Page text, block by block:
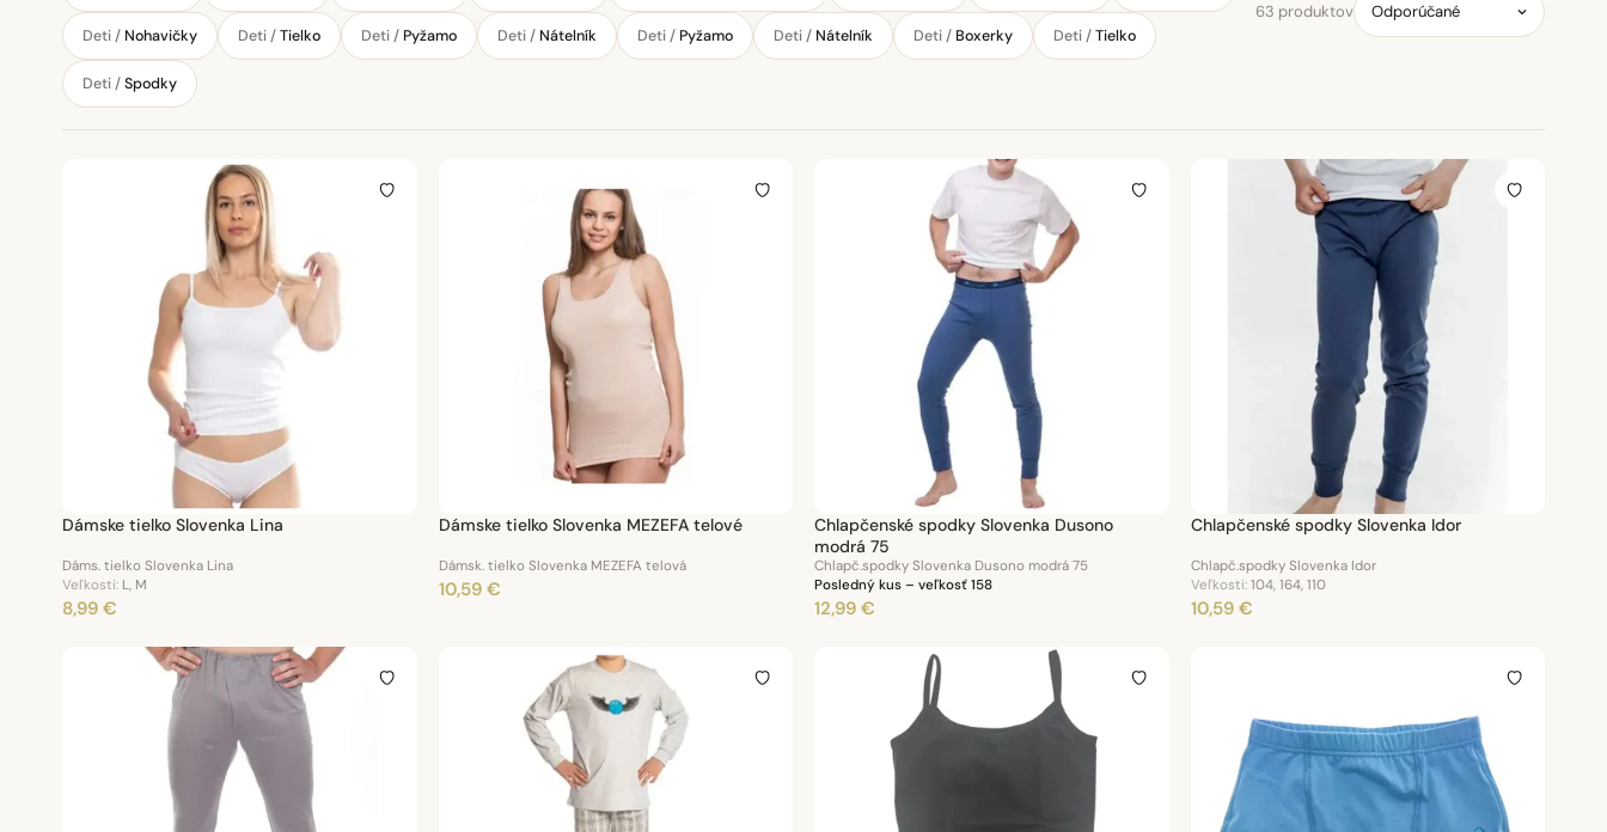
Deti / Nohavičky Deti /Tielko Deti / Pyžamo Deti / Nátelník Deti / Pyžamo Deti / Nátelník Deti / Boxerky Deti /Tielko
Deti /Spodky
63 produktov
Dámske tielko Slovenka Lina
Dáms. tielko Slovenka Lina
Veľkosti: L, M
8,99 €
Dámske tielko Slovenka MEZEFA telové
Dámsk. tielko Slovenka MEZEFA telová
10,59 €
Chlapčenské spodky Slovenka Dusono
modrá 75
Chlapč.spodky Slovenka Dusono modrá 75
Posledný kus – veľkosť 158
12,99 €
Chlapčenské spodky Slovenka Idor
Chlapč.spodky Slovenka Idor
Veľkosti:104, 164, 110
10,59 €